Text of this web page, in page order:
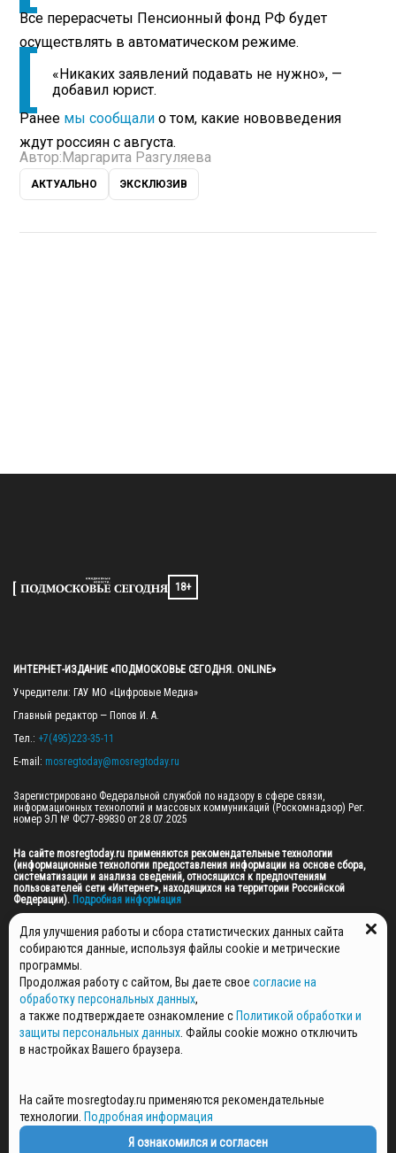
Все перерасчеты Пенсионный фонд РФ будет
осуществлять в автоматическом режиме.
«Никаких заявлений подавать не нужно», —
добавил юрист.
Ранее мы сообщали о том, какие нововведения
ждут россиян с августа.
Автор:Маргарита Разгуляева
АКТУАЛЬНО ЭКСКЛЮЗИВ
18+
ИНТЕРНЕТ-ИЗДАНИЕ «ПОДМОСКОВЬЕ СЕГОДНЯ. ONLINE»
Учредители: ГАУ МО «Цифровые Медиа»
Главный редактор — Попов И. А.
Тел.: +7(495)223-35-11
E-mail: mosregtoday@mosregtoday.ru
Зарегистрировано Федеральной службой по надзору в сфере связи,
информационных технологий и массовых коммуникаций (Роскомнадзор) Рег.
номер ЭЛ № ФС77-89830 от 28.07.2025
На сайте mosregtoday.ru применяются рекомендательные технологии
(информационные технологии предоставления информации на основе сбора,
систематизации и анализа сведений, относящихся к предпочтениям
пользователей сети «Интернет», находящихся на территории Российской
Федерации). Подробная информация
© 2026 ПРАВА НА ВСЕ МАТЕРИАЛЫ САЙТА ПРИНАДЛЕЖАТ ГАУ МО "ЦИФРОВЫЕ
МЕДИА" (ОГРН: 1255000059467).
ПОЛИТИКА ОБРАБОТКИ И ЗАЩИТЫ ПЕРСОНАЛЬНЫХ ДАННЫХ
НОВОСТИ
ГАЗЕТЫ
РЕКЛАМОДАТЕЛЯМ
СПЕЦПРОЕКТЫ
СТАТЬИ
ПОЛИТИКА КОНФИДЕНЦИАЛЬНОСТИ
Для улучшения работы и сбора статистических данных сайта
собираются данные, используя файлы cookie и метрические
программы.
Продолжая работу с сайтом, Вы даете свое согласие на
обработку персональных данных,
а также подтверждаете ознакомление с Политикой обработки и
защиты персональных данных . Файлы cookie можно отключить
в настройках Вашего браузера.
На сайте mosregtoday.ru применяются рекомендательные
технологии. Подробная информация
Я ознакомился и согласен